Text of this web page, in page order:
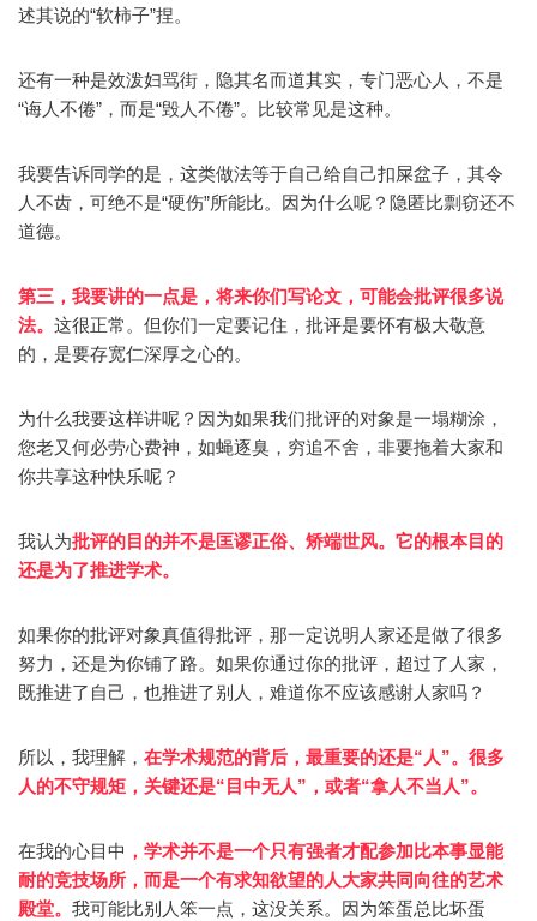
述其说的“软柿子”捏。
还有一种是效泼妇骂街，隐其名而道其实，专门恶心人，不是
“诲人不倦”，而是“毁人不倦”。比较常见是这种。
我要告诉同学的是，这类做法等于自己给自己扣屎盆子，其令
人不齿，可绝不是“硬伤”所能比。因为什么呢？隐匿比剽窃还不
道德。
第三，我要讲的一点是，将来你们写论文，可能会批评很多说
法。 这很正常。但你们一定要记住，批评是要怀有极大敬意
的，是要存宽仁深厚之心的。
为什么我要这样讲呢？因为如果我们批评的对象是一塌糊涂，
您老又何必劳心费神，如蝇逐臭，穷追不舍，非要拖着大家和
你共享这种快乐呢？
我认为批评的目的并不是匡谬正俗、矫端世风。它的根本目的
还是为了推进学术。
如果你的批评对象真值得批评，那一定说明人家还是做了很多
努力，还是为你铺了路。如果你通过你的批评，超过了人家，
既推进了自己，也推进了别人，难道你不应该感谢人家吗？
所以，我理解， 在学术规范的背后，最重要的还是“人”。很多
人的不守规矩，关键还是“目中无人”，或者“拿人不当人”。
在我的心目中 ，学术并不是一个只有强者才配参加比本事显能
耐的竞技场所，而是一个有求知欲望的人大家共同向往的艺术
殿堂。 我可能比别人笨一点，这没关系。因为笨蛋总比坏蛋